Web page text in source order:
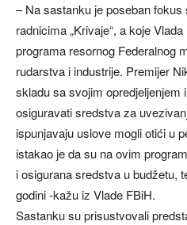
– Na sastanku je poseban
radnicima „Krivaje“, a koje
programa resornog Federalnog
rudarstva i industrije. Premijer
skladu sa svojim opredjeljenjem
osiguravati sredstva za
ispunjavaju uslove mogli otići u
istakao je da su na ovim
i osigurana sredstva u budžetu,
godini -kažu iz Vlade FBiH.
Sastanku su prisustvovali